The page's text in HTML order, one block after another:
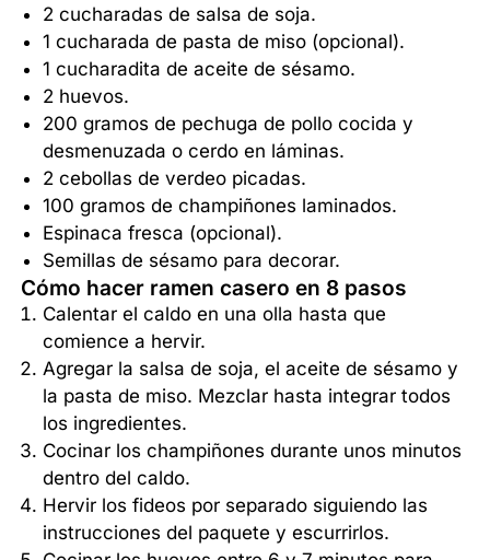
2 cucharadas de salsa de soja.
1 cucharada de pasta de miso (opcional).
1 cucharadita de aceite de sésamo.
2 huevos.
200 gramos de pechuga de pollo cocida y
desmenuzada o cerdo en láminas.
2 cebollas de verdeo picadas.
100 gramos de champiñones laminados.
Espinaca fresca (opcional).
Semillas de sésamo para decorar.
Cómo hacer ramen casero en 8 pasos
Calentar el caldo en una olla hasta que
comience a hervir.
Agregar la salsa de soja, el aceite de sésamo y
la pasta de miso. Mezclar hasta integrar todos
los ingredientes.
Cocinar los champiñones durante unos minutos
dentro del caldo.
Hervir los fideos por separado siguiendo las
instrucciones del paquete y escurrirlos.